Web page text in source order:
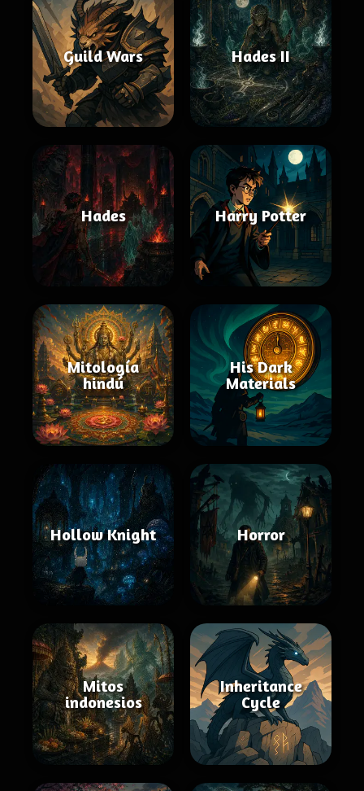
Guild Wars Hades II
Hades Harry Potter
Mitología
hindú
His Dark
Materials
Hollow Knight Horror
Mitos
indonesios
Inheritance
Cycle